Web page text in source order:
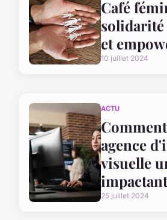
Café
et
10 juillet 2024
ACTU
agence
visuelle
25 juillet 2024